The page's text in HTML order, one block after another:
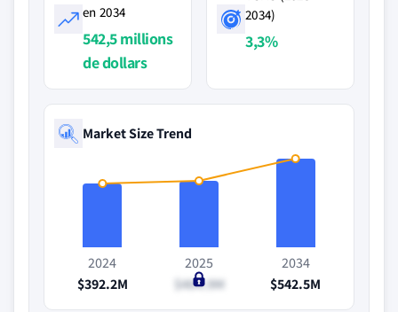
en 2034
542,5 millions
de dollars
2034)
3,3%
Market Size Trend
2024
$392.2M
2025
$404.9M
2034
$542.5M